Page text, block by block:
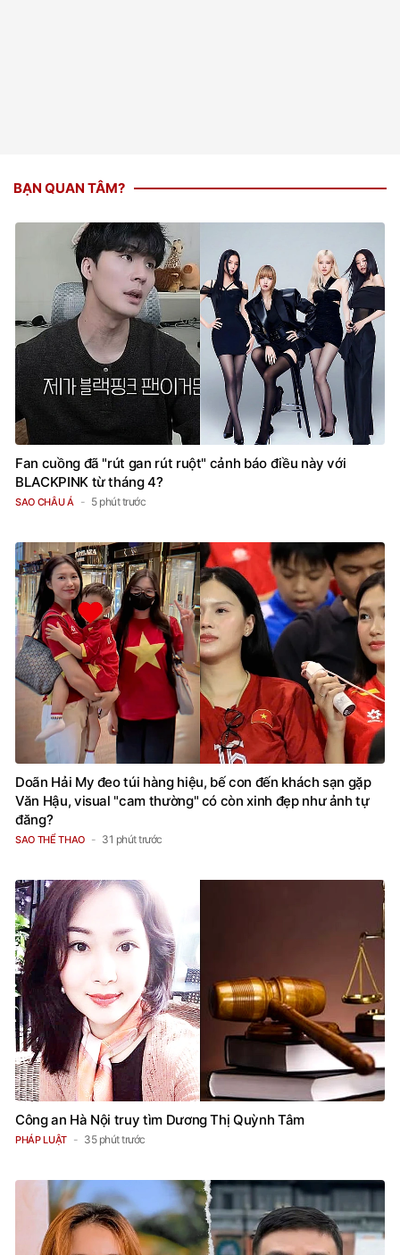
BẠN QUAN TÂM?
Fan cuồng đã "rút gan rút ruột" cảnh báo điều này với
BLACKPINK từ tháng 4?
SAO CHÂU Á 5 phút trước
Doãn Hải My đeo túi hàng hiệu, bế con đến khách sạn gặp
Văn Hậu, visual "cam thường" có còn xinh đẹp như ảnh tự
đăng?
SAO THỂ THAO 31 phút trước
Công an Hà Nội truy tìm Dương Thị Quỳnh Tâm
PHÁP LUẬT 35 phút trước